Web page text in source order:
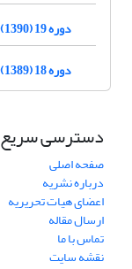
دوره 19 (1390)
دوره 18 (1389)
دسترسی سریع
صفحه اصلی
درباره نشریه
اعضای هیات تحریریه
ارسال مقاله
تماس با ما
نقشه سایت